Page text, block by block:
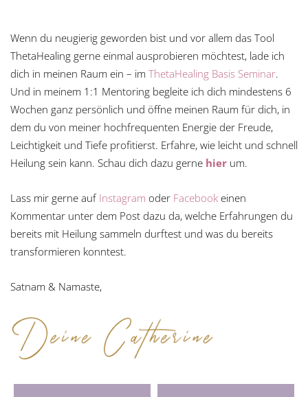
Wenn du neugierig geworden bist und vor allem das Tool
ThetaHealing gerne einmal ausprobieren möchtest, lade ich
dich in meinen Raum ein – im ThetaHealing Basis Seminar.
Und in meinem 1:1 Mentoring begleite ich dich mindestens 6
Wochen ganz persönlich und öffne meinen Raum für dich, in
dem du von meiner hochfrequenten Energie der Freude,
Leichtigkeit und Tiefe profitierst. Erfahre, wie leicht und schnell
Heilung sein kann. Schau dich dazu gerne hier um.
Lass mir gerne auf Instagram oder Facebook einen
Kommentar unter dem Post dazu da, welche Erfahrungen du
bereits mit Heilung sammeln durftest und was du bereits
transformieren konntest.
Satnam & Namaste,